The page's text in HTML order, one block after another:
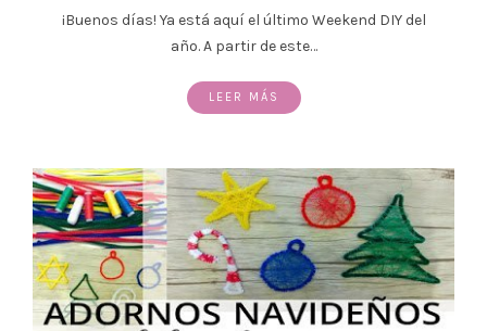
¡Buenos días! Ya está aquí el último Weekend DIY del
año. A partir de este…
LEER MÁS